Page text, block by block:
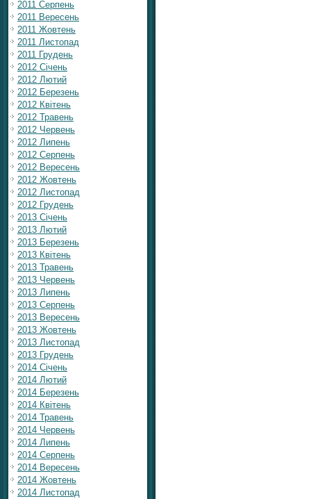
2011 Серпень
2011 Вересень
2011 Жовтень
2011 Листопад
2011 Грудень
2012 Січень
2012 Лютий
2012 Березень
2012 Квітень
2012 Травень
2012 Червень
2012 Липень
2012 Серпень
2012 Вересень
2012 Жовтень
2012 Листопад
2012 Грудень
2013 Січень
2013 Лютий
2013 Березень
2013 Квітень
2013 Травень
2013 Червень
2013 Липень
2013 Серпень
2013 Вересень
2013 Жовтень
2013 Листопад
2013 Грудень
2014 Січень
2014 Лютий
2014 Березень
2014 Квітень
2014 Травень
2014 Червень
2014 Липень
2014 Серпень
2014 Вересень
2014 Жовтень
2014 Листопад